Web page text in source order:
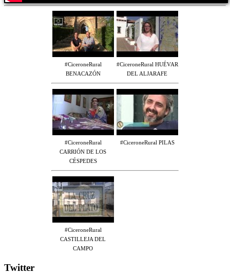
#CiceroneRural
BENACAZÓN
#CiceroneRural HUÉVAR
DEL ALJARAFE
#CiceroneRural
CARRIÓN DE LOS
CÉSPEDES
#CiceroneRural PILAS
#CiceroneRural
CASTILLEJA DEL
CAMPO
Twitter